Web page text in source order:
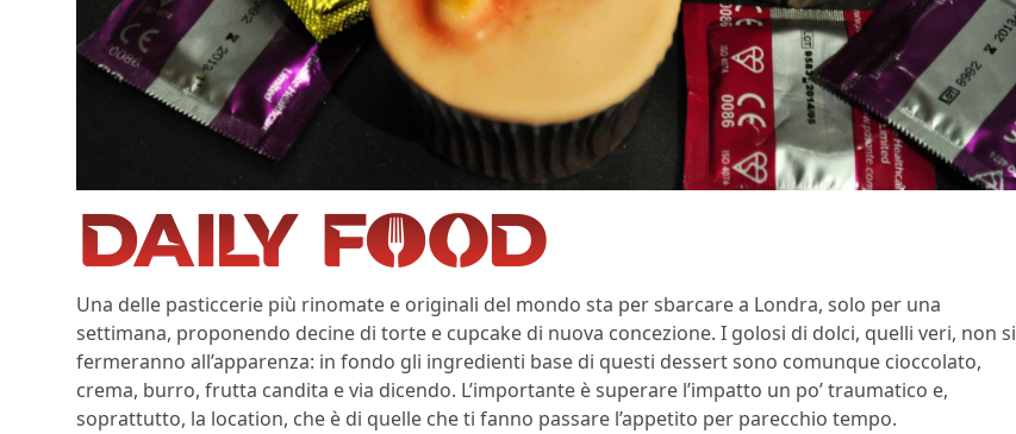
Una delle pasticcerie più rinomate e originali del mondo sta per sbarcare a Londra, solo per una
settimana, proponendo decine di torte e cupcake di nuova concezione. I golosi di dolci, quelli veri, non si
fermeranno all’apparenza: in fondo gli ingredienti base di questi dessert sono comunque cioccolato,
crema, burro, frutta candita e via dicendo. L’importante è superare l’impatto un po’ traumatico e,
soprattutto, la location, che è di quelle che ti fanno passare l’appetito per parecchio tempo.